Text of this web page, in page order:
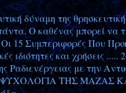
δύναμη της
Ο καθένας μπορεί να
Οι 15 Συμπεριφορές Που
ιδιότητες και
Ραδιενέργειας με την
ΨΥΧΟΛΟΓΙΑ ΤΗΣ ΜΑΖΑΣ